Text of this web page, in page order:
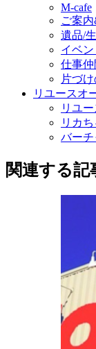
M-cafe
ご案
遺品/
イベ
仕事
片づ
リユースオ
リユ
リカ
バー
関連する記